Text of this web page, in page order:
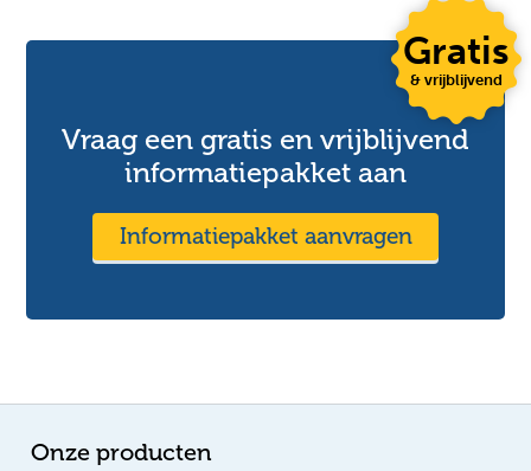
Vraag een gratis en vrijblijvend
informatiepakket aan
Informatiepakket aanvragen
Gratis
& vrijblijvend
Onze producten